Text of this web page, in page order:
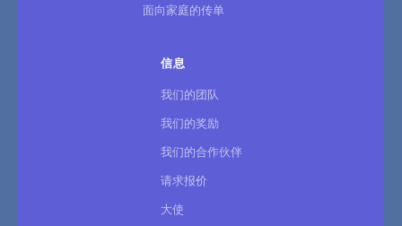
面向家庭的传单
信息
我们的团队
我们的奖励
我们的合作伙伴
请求报价
大使